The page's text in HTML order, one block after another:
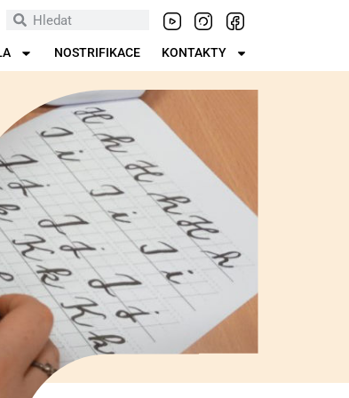
NOSTRIFIKACE KONTAKTY